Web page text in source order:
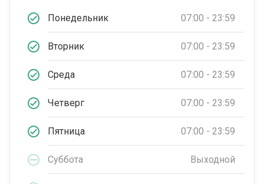
Понедельник 07:00 - 23:59
Вторник 07:00 - 23:59
Среда 07:00 - 23:59
Четверг 07:00 - 23:59
Пятница 07:00 - 23:59
Суббота Выходной